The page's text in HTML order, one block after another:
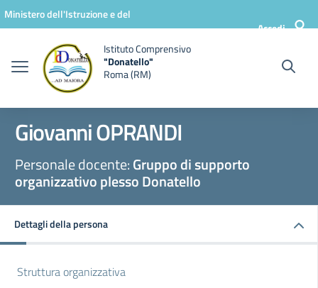
Vai ai contenuti
Vai al menu di navigazione
Vai al footer
Ministero dell'Istruzione e del
Accedi
Istituto Comprensivo
"Donatello"
Roma (RM)
Giovanni OPRANDI
Personale docente:Gruppo di supporto
organizzativo plesso Donatello
Dettagli della persona
Struttura organizzativa